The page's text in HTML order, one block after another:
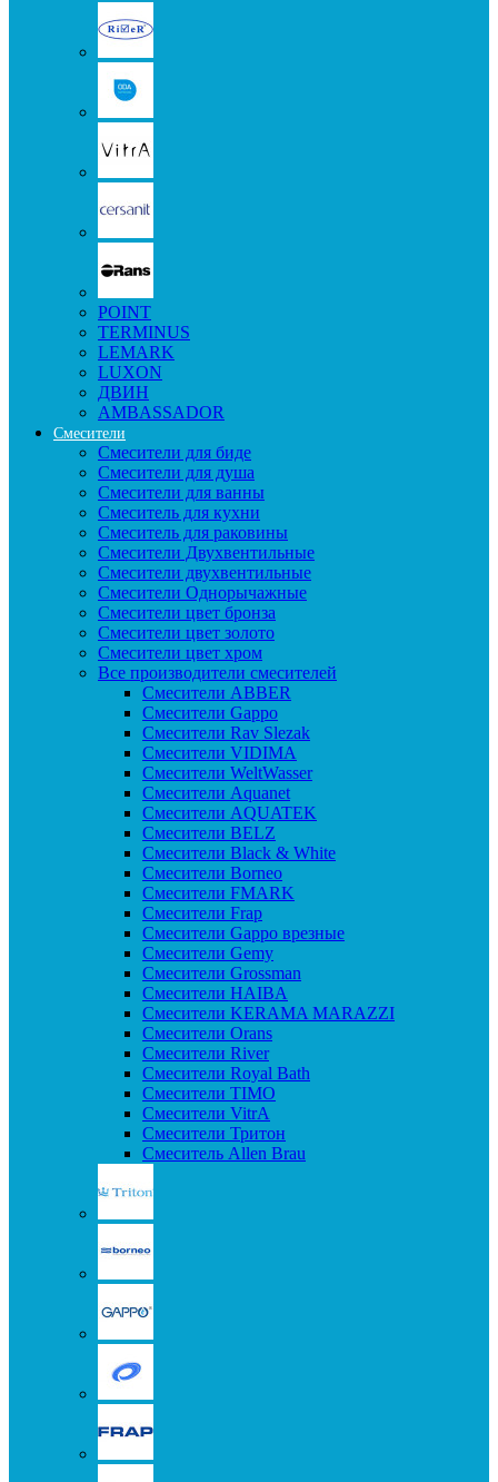
POINT
TERMINUS
LEMARK
LUXON
ДВИН
AMBASSADOR
Смесители
Смесители для биде
Смесители для душа
Смесители для ванны
Смеситель для кухни
Смеситель для раковины
Смесители Двухвентильные
Смесители двухвентильные
Смесители Однорычажные
Смесители цвет бронза
Смесители цвет золото
Смесители цвет хром
Все производители смесителей
Cмесители ABBER
Cмесители Gappo
Cмесители Rav Slezak
Cмесители VIDIMA
Cмесители WeltWasser
Смесители Aquanet
Смесители AQUATEK
Смесители BELZ
Смесители Black & White
Смесители Borneo
Смесители FMARK
Смесители Frap
Смесители Gappo врезные
Смесители Gemy
Смесители Grossman
Смесители HAIBA
Смесители KERAMA MARAZZI
Смесители Orans
Смесители River
Смесители Royal Bath
Смесители TIMO
Смесители VitrA
Смесители Тритон
Смеситель Allen Brau